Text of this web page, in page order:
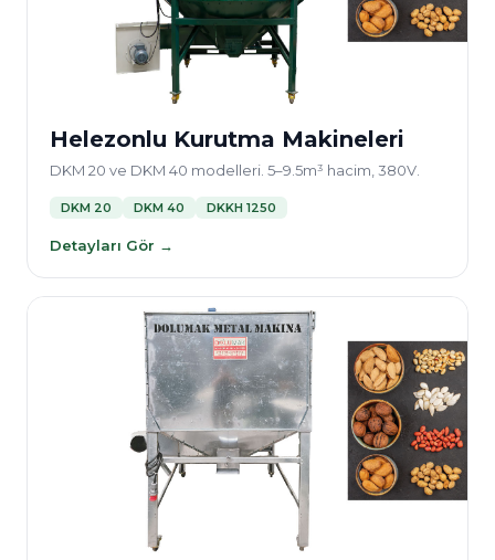
Helezonlu Kurutma Makineleri
DKM 20 ve DKM 40 modelleri. 5–9.5m³ hacim, 380V.
DKM 20 DKM 40 DKKH 1250
Detayları Gör →